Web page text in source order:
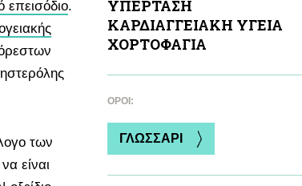
επεισόδιο.
των
είναι
ΥΠΕΡΤΑΣΗ
ΚΑΡΔΙΑΓΓΕΙΑΚΗ ΥΓΕΙΑ
ΧΟΡΤΟΦΑΓΙΑ
ΌΡΟΙ:
ΓΛΩΣΣΑΡΙ